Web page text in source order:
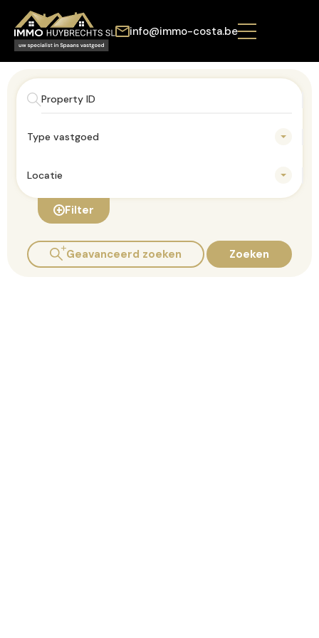
info@immo-costa.be
Type vastgoed
Locatie
Filter
Geavanceerd zoeken Zoeken